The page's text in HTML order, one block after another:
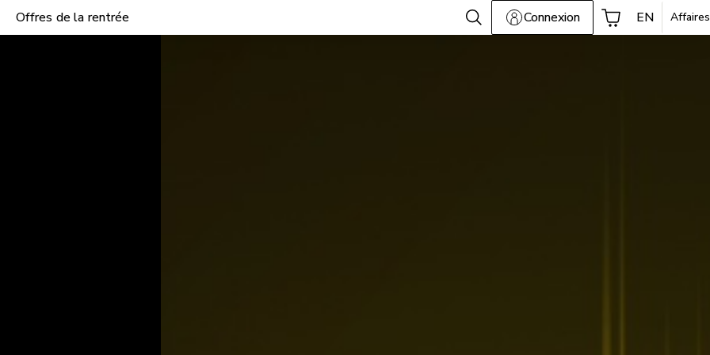
Offres de la rentrée Connexion EN Affaires